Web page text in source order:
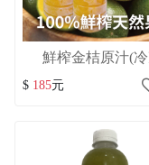
鮮榨金桔原汁(
$ 185元